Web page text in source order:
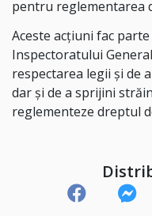
pentru reglementarea
Aceste acțiuni fac
Inspectoratului
respectarea legii și de
dar și de a sprijini
reglementeze dreptul